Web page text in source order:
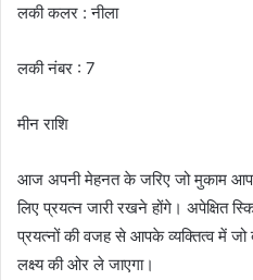
लकी कलर : नीला
लकी नंबर : 7
मीन राशि
आज अपनी मेहनत के जरिए जो मुकाम
लिए प्रयत्न जारी रखने होंगे। अपेक्षित
प्रयत्नों की वजह से आपके व्यक्तित्व में
लक्ष्य की ओर ले जाएगा।